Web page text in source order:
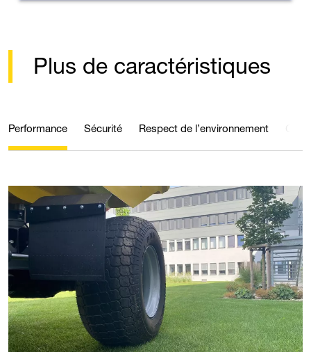
Plus de caractéristiques
Performance Sécurité Respect de l’environnement